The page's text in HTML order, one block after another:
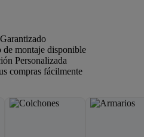
de montaje disponible
Personalizada
compras fácilmente